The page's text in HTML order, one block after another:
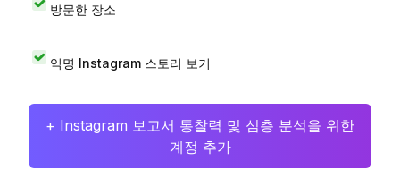
방문한 장소
익명 Instagram 스토리 보기
+ Instagram 보고서 통찰력 및 심층 분석을 위한
계정 추가